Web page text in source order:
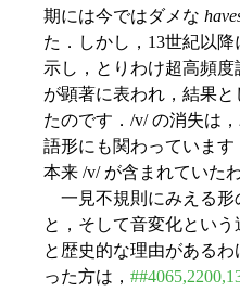
期には今ではダメな
た．しかし，13世紀以
示し，とりわけ超高頻
が顕著に表われ，結果と
たのです．/v/ の消失は，
語形にも関わっていま
本来 /v/ が含まれていた
一見不規則にみえる形
と，そして音変化とい
と歴史的な理由がある
った方は，